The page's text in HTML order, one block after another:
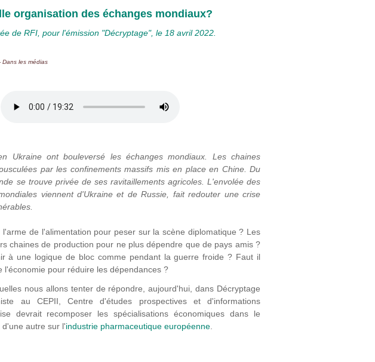
organisation des échanges mondiaux?
de RFI, pour l'émission "Décryptage", le 18 avril 2022.
Dans les médias
Ukraine ont bouleversé les échanges mondiaux. Les chaines
par les confinements massifs mis en place en Chine. Du
se trouve privée de ses ravitaillements agricoles. L'envolée des
viennent d'Ukraine et de Russie, fait redouter une crise
de l'alimentation pour peser sur la scène diplomatique ? Les
chaines de production pour ne plus dépendre que de pays amis ?
à une logique de bloc comme pendant la guerre froide ? Faut il
pour réduire les dépendances ?
nous allons tenter de répondre, aujourd'hui, dans Décryptage
au CEPII, Centre d'études prospectives et d'informations
devrait recomposer les spécialisations économiques dans le
autre sur l'industrie pharmaceutique européenne